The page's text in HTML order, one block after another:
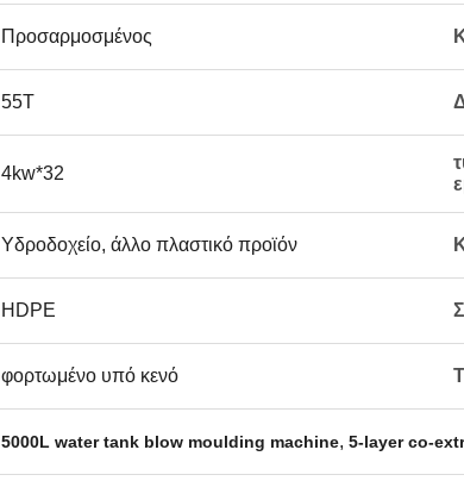
Προσαρμοσμένος
55Τ
4kw*32
Υδροδοχείο, άλλο πλαστικό προϊόν
HDPE
φορτωμένο υπό κενό
5000L water tank blow moulding machine, 5-layer co-